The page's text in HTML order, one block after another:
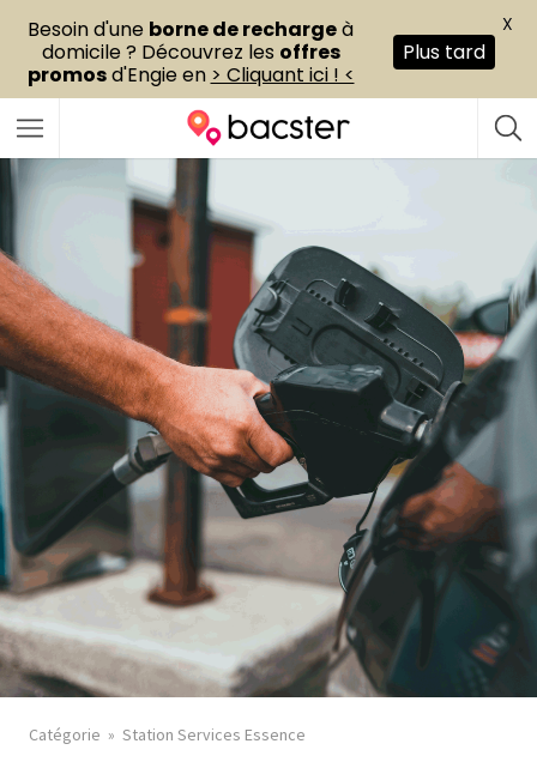
Catégorie Station Services Essence
Besoin d'une borne de rechargeà
domicile ? Découvrez les offres
promosd'Engie en > Cliquant ici ! <
Plus tard
X